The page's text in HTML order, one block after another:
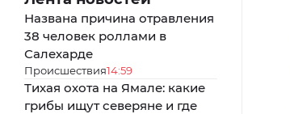
Названа причина отравления
38 человек роллами в
Салехарде
Происшествия14:59
Тихая охота на Ямале: какие
грибы ищут северяне и где